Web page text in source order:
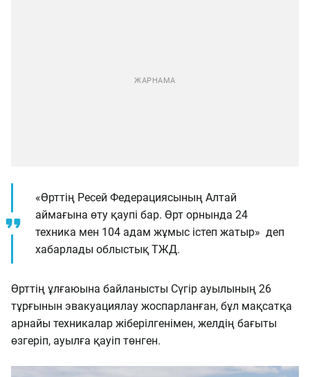
«Өрттің Ресей Федерациясының Алтай
аймағына өту қаупі бар. Өрт орнында 24
техника мен 104 адам жұмыс істеп жатыр» деп
хабарлады облыстық ТЖД.
Өрттің ұлғаюына байланысты Сүгір ауылының 26 ​​
тұрғынын эвакуациялау жоспарланған, бұл мақсатқа
арнайы техникалар жіберілгенімен, желдің бағыты
өзгеріп, ауылға қауіп төнген.